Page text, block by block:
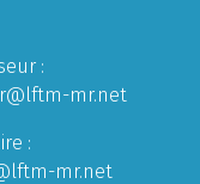
:
mr.net
:
mr.net